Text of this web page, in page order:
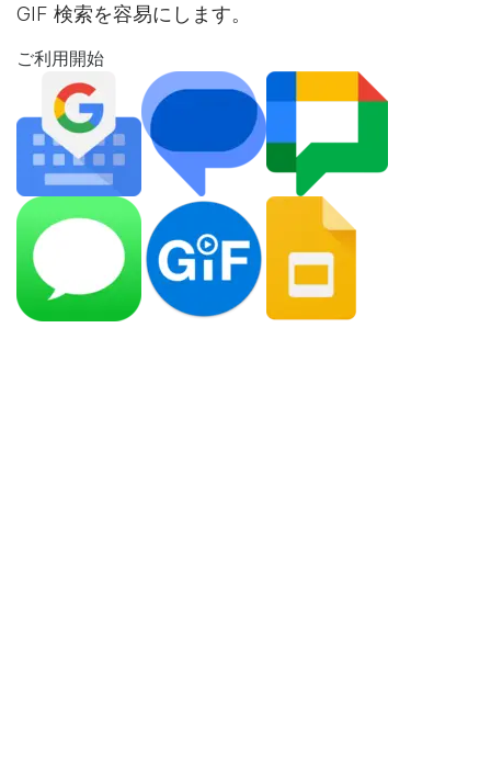
GIF 検索を容易にします。
ご利用開始